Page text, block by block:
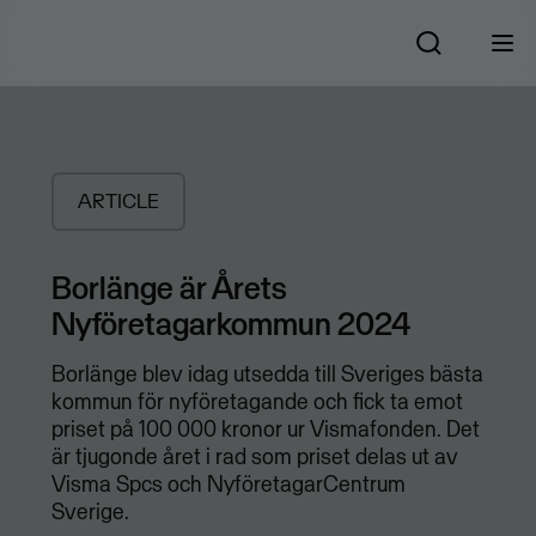
ARTICLE
Borlänge är Årets
Nyföretagarkommun 2024
Borlänge blev idag utsedda till Sveriges bästa
kommun för nyföretagande och fick ta emot
priset på 100 000 kronor ur Vismafonden. Det
är tjugonde året i rad som priset delas ut av
Visma Spcs och NyföretagarCentrum
Sverige.